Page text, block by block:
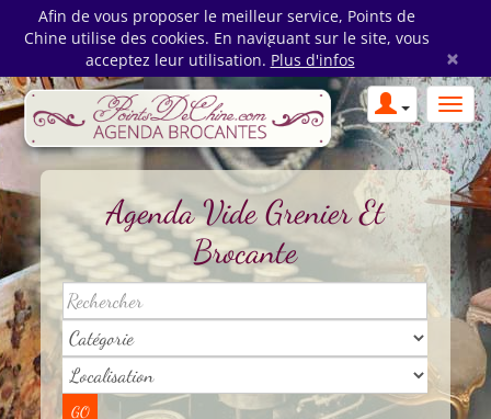
Afin de vous proposer le meilleur service, Points de
Chine utilise des cookies. En naviguant sur le site, vous
acceptez leur utilisation. Plus d'infos ×
Agenda Vide Grenier Et
Brocante